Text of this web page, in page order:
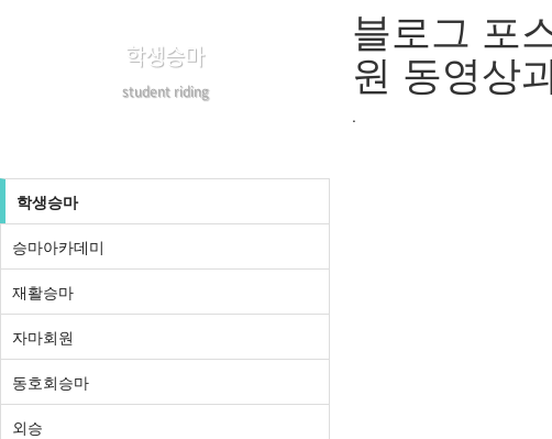
학생승마
student riding
학생승마
승마아카데미
재활승마
자마회원
동호회승마
외승
블로그 포
원 동영상
.